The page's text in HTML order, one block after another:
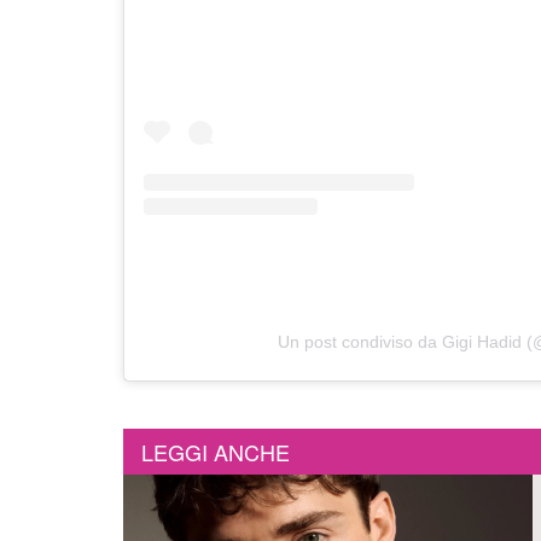
Un post condiviso da Gigi Hadid
LEGGI ANCHE